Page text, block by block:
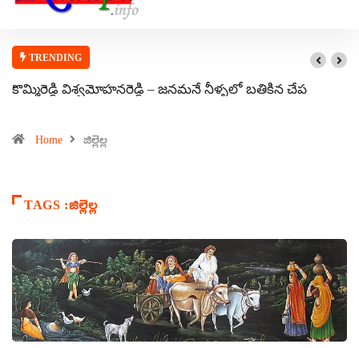
TRENDING
కొమ్మిరెడ్డి విశ్వమోహనరెడ్డి – జనమనే నీళ్ళలో బతికిన చేప
Home జిల్లెల్ల
TAGS :జిల్లెల్ల